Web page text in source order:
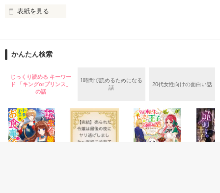
君がほかの男を愛していてもいい
そばにいさせてくれないか」
偶然の再会から
誠実な彼の情熱的な求愛に
閉じ込めていた想いがあふれて止まらなくなる
この子の父親が
あなただって
知られるわけにはいかないのに…
表紙を見る
とっくになくなったと思ってた。
「ただいま、彩葉。結婚しよう」
私の唇を我が物顔で奪っていった。
＝＝＝＝＝＝＝＝＝＝＝＝
かんたん検索
じっくり読める キーワー
ド 「キングorプリンス」
の話
1時間で読めるためになる
話
20代女性向けの面白い話